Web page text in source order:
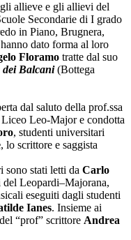
allieve e gli allievi del
Secondarie di I grado
in Piano, Brugnera,
dato forma al loro
Floramo tratte dal suo
dei Balcani(Bottega
dal saluto della prof.ssa
Leo-Major e condotta
, studenti universitari
, lo scrittore e saggista
sono stati letti da Carlo
del Leopardi–Majorana,
eseguiti dagli studenti
Ianes. Insieme ai
“prof” scrittore Andrea